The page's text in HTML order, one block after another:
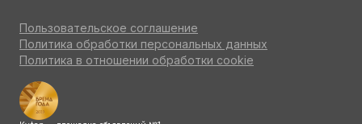
Пользовательское соглашение
Политика обработки персональных данных
Политика в отношении обработки cookie